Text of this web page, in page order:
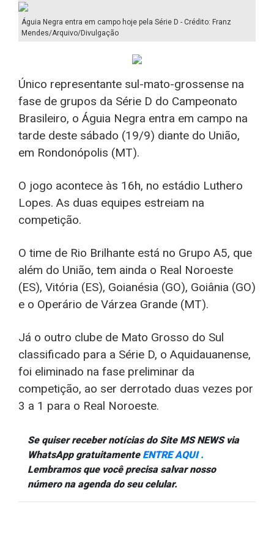
Águia Negra entra em campo hoje pela Série D - Crédito: Franz
Mendes/Arquivo/Divulgação
Único representante sul-mato-grossense na
fase de grupos da Série D do Campeonato
Brasileiro, o Águia Negra entra em campo na
tarde deste sábado (19/9) diante do União,
em Rondonópolis (MT).
O jogo acontece às 16h, no estádio Luthero
Lopes. As duas equipes estreiam na
competição.
O time de Rio Brilhante está no Grupo A5, que
além do União, tem ainda o Real Noroeste
(ES), Vitória (ES), Goianésia (GO), Goiânia (GO)
e o Operário de Várzea Grande (MT).
Já o outro clube de Mato Grosso do Sul
classificado para a Série D, o Aquidauanense,
foi eliminado na fase preliminar da
competição, ao ser derrotado duas vezes por
3 a 1 para o Real Noroeste.
Se quiser receber notícias do Site MS NEWS via
WhatsApp gratuitamente ENTRE AQUI .
Lembramos que você precisa salvar nosso
número na agenda do seu celular.